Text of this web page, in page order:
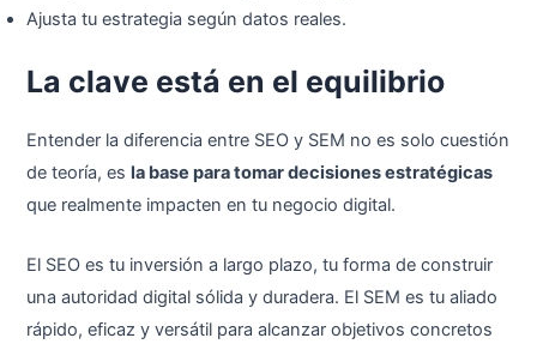
Ajusta tu estrategia según datos reales.
La clave está en el equilibrio
Entender la diferencia entre SEO y SEM no es solo cuestión
de teoría, esla base para tomar decisiones estratégicas
que realmente impacten en tu negocio digital.
El SEO es tu inversión a largo plazo, tu forma de construir
una autoridad digital sólida y duradera. El SEM es tu aliado
rápido, eficaz y versátil para alcanzar objetivos concretos